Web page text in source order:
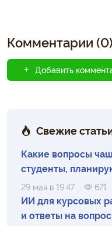
Комментарии (0)
Добавить
Свежие
Какие вопросы
студенты,
29 мая в 19:47 671
ИИ для курсовых
и ответы на